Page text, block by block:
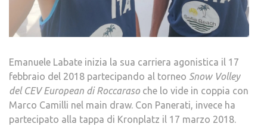
Emanuele Labate inizia la sua carriera agonistica il 17
febbraio del 2018 partecipando al torneo Snow Volley
del CEV European di Roccaraso che lo vide in coppia con
Marco Camilli nel main draw. Con Panerati, invece ha
partecipato alla tappa di Kronplatz il 17 marzo 2018.